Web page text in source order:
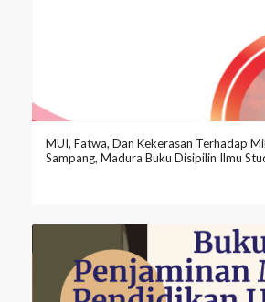
MUI, Fatwa, Dan Kekerasan Terhadap
Sampang, Madura Buku Disipilin Ilmu